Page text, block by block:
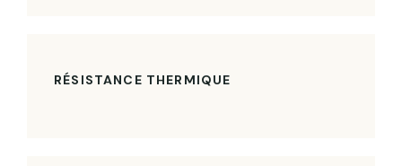
RÉSISTANCE THERMIQUE